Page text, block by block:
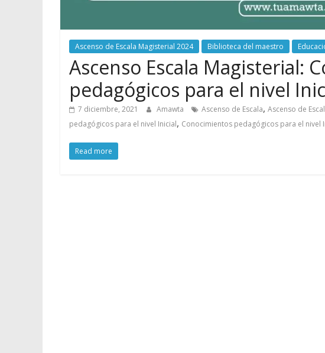
Ascenso de Escala Magisterial 2024 Biblioteca del maestro
Ascenso Escala Magisterial:
pedagógicos para el nivel
7 diciembre, 2021 Amawta Ascenso de Escala, Ascenso de
pedagógicos para el nivel Inicial, Conocimientos pedagógicos para el nivel
Read more